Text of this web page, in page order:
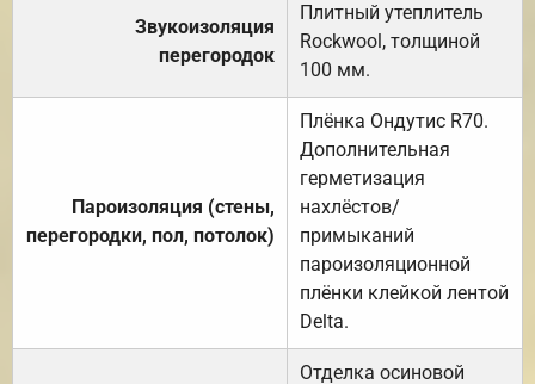
Звукоизоляция
перегородок
Плитный утеплитель
Rockwool, толщиной
100 мм.
Пароизоляция (стены,
перегородки, пол, потолок)
Плёнка Ондутис R70.
Дополнительная
герметизация
нахлёстов/
примыканий
пароизоляционной
плёнки клейкой лентой
Delta.
Отделка осиновой